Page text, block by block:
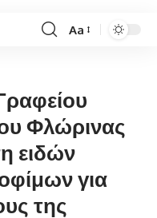
Font
Aa
Φλώρινας
ειδών
για
της